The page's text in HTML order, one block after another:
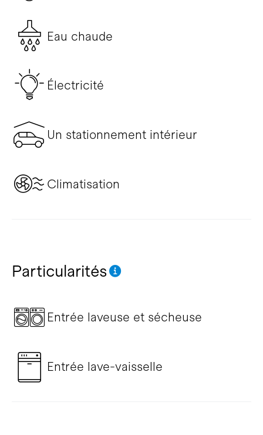
Eau chaude
Électricité
Un stationnement intérieur
Climatisation
Particularités
Entrée laveuse et sécheuse
Entrée lave-vaisselle